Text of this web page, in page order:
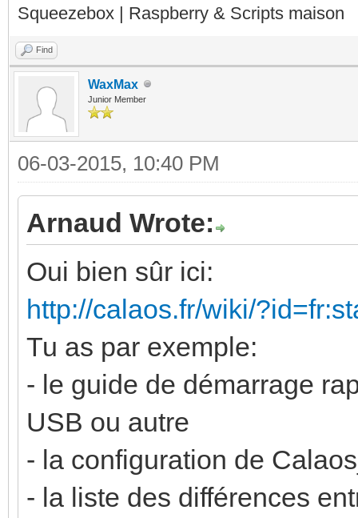
Squeezebox | Raspberry & Scripts maison
Find
WaxMax
Junior Member
06-03-2015, 10:40 PM
Arnaud Wrote:
Oui bien sûr ici:
http://calaos.fr/wiki/
Tu as par exemple:
- le guide de démarrage
USB ou autre
- la configuration de
- la liste des différences